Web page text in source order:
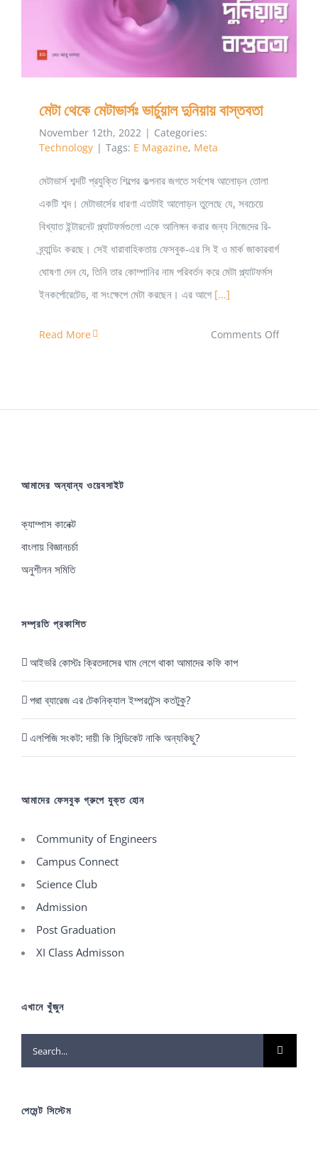
মেটা থেকে মেটাভার্সঃ ভার্চুয়াল দুনিয়ায় বাস্তবতা
November 12th, 2022 | Categories:
Technology | Tags: E Magazine, Meta
মেটাভার্স শব্দটি প্রযুক্তি শিল্পের কল্পনার জগতে সর্বশেষ আলোড়ন তোলা
একটি শব্দ। মেটাভার্সের ধারণা এতটাই আলোড়ন তুলেছে যে, সবচেয়ে
বিখ্যাত ইন্টারনেট প্ল্যাটফর্মগুলো একে আলিঙ্গন করার জন্য নিজেদের রি-
ব্র্যান্ডিং করছে। সেই ধারাবাহিকতায় ফেসবুক-এর সি ই ও মার্ক জাকারবার্গ
ঘোষণা দেন যে, তিনি তার কোম্পানির নাম পরিবর্তন করে মেটা প্ল্যাটফর্মস
ইনকর্পোরেটেড, বা সংক্ষেপে মেটা করছেন। এর আগে [...]
Read More Comments Offon
আমাদের অন্যান্য ওয়েবসাইট
ক্যাম্পাস কানেক্ট
বাংলায় বিজ্ঞানচর্চা
অনুশীলন সমিতি
সম্প্রতি প্রকাশিত
আইভরি কোস্টঃ ক্রিতদাসের ঘাম লেগে থাকা আমাদের কফি কাপ
পদ্মা ব্যারেজ এর টেকনিক্যাল ইম্পরটেন্স কতটুকু?
এলপিজি সংকট: দায়ী কি সিন্ডিকেট নাকি অন্যকিছু?
আমাদের ফেসবুক গ্রুপে যুক্ত হোন
Community of Engineers
Campus Connect
Science Club
Admission
Post Graduation
XI Class Admisson
এখানে খুঁজুন
Search
for:
পেমেন্ট সিস্টেম